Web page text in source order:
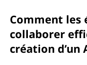
Comment les
collaborer
création d’un